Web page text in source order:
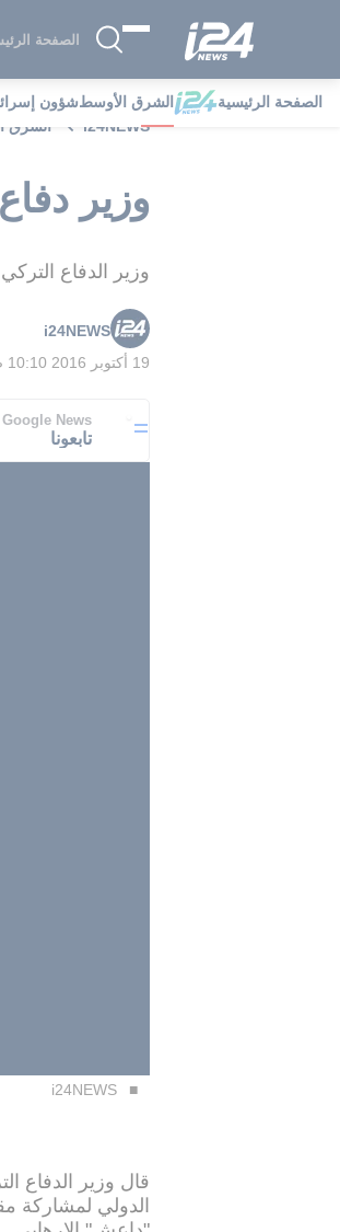
الصفحة
الصفحة الرئيسية الشرق الأوسطشؤون
i24NEWS
الشرق
وزير
وزير الدفاع
i24NEWS
19 أكتوبر 2016 10:10 ص
Google News
تابعونا
i24NEWS
قال وزير الدفاع
الدولي لمشاركة